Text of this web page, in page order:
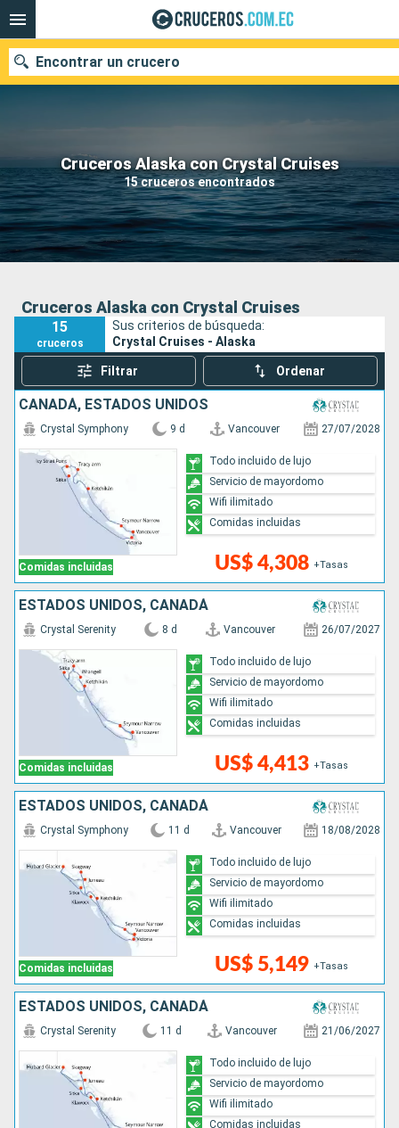
Cruceros Alaska con Crystal Cruises
15 cruceros encontrados
Encontrar un crucero
Nuestros destinos
Fecha de salida
Puertos Compañías
Cruceros Alaska con Crystal Cruises
15
cruceros
Sus criterios de búsqueda:
Crystal Cruises - Alaska
Filtrar Ordenar
CANADÁ, ESTADOS UNIDOS
Comidas incluidas
Crystal Symphony 9 d Vancouver 27/07/2028
US$ 4,308 +Tasas
Todo incluido de lujo
Servicio de mayordomo
Wifi ilimitado
Comidas incluidas
ESTADOS UNIDOS, CANADÁ
Comidas incluidas
Crystal Serenity 8 d Vancouver 26/07/2027
US$ 4,413 +Tasas
Todo incluido de lujo
Servicio de mayordomo
Wifi ilimitado
Comidas incluidas
ESTADOS UNIDOS, CANADÁ
Comidas incluidas
Crystal Symphony 11 d Vancouver 18/08/2028
US$ 5,149 +Tasas
Todo incluido de lujo
Servicio de mayordomo
Wifi ilimitado
Comidas incluidas
ESTADOS UNIDOS, CANADÁ
Crystal Serenity 11 d Vancouver 21/06/2027
Todo incluido de lujo
Servicio de mayordomo
Wifi ilimitado
Comidas incluidas